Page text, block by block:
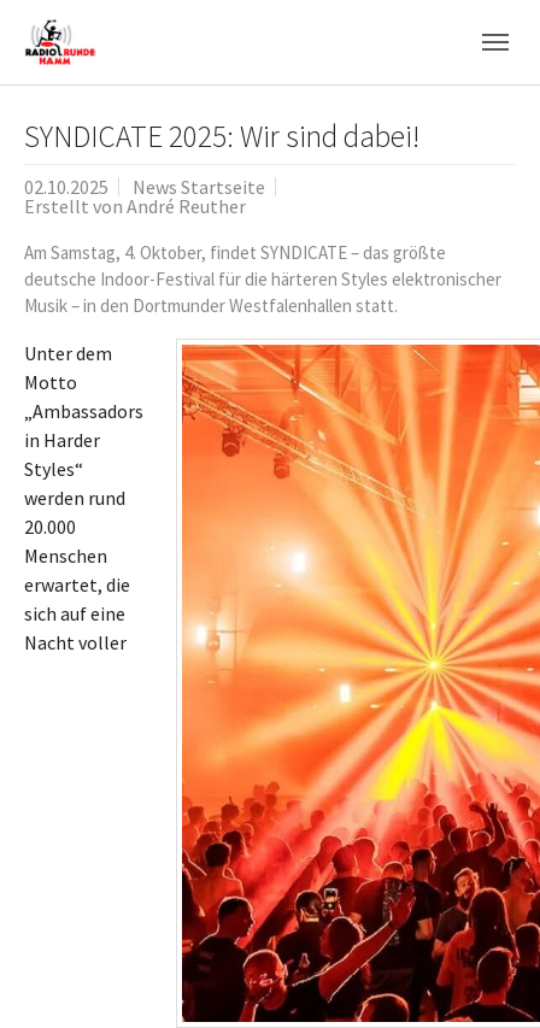
Skip to main navigation
Zum Hauptinhalt springen
Skip to page footer
SYNDICATE 2025: Wir sind dabei!
02.10.2025
News Startseite
Erstellt von André Reuther
Am Samstag, 4. Oktober, findet SYNDICATE – das größte
deutsche Indoor-Festival für die härteren Styles elektronischer
Musik – in den Dortmunder Westfalenhallen statt.
Unter dem
Motto
„Ambassadors
in Harder
Styles“
werden rund
20.000
Menschen
erwartet, die
sich auf eine
Nacht voller